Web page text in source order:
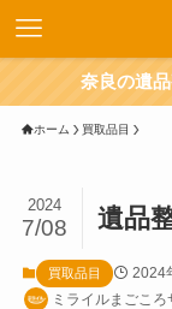
奈良の遺
ホーム 買取品目
遺品
2024
7/08
買取品目 2024
ミライルまごころ